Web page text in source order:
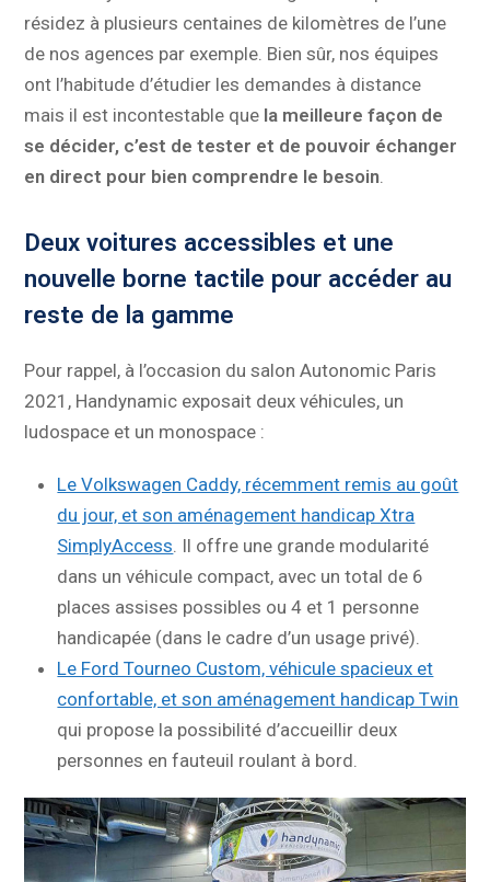
résidez à plusieurs centaines de kilomètres de l’une
de nos agences par exemple. Bien sûr, nos équipes
ont l’habitude d’étudier les demandes à distance
mais il est incontestable que la meilleure façon de
se décider, c’est de tester et de pouvoir échanger
en direct pour bien comprendre le besoin.
Deux voitures accessibles et une
nouvelle borne tactile pour accéder au
reste de la gamme
Pour rappel, à l’occasion du salon Autonomic Paris
2021, Handynamic exposait deux véhicules, un
ludospace et un monospace :
Le Volkswagen Caddy, récemment remis au goût
du jour, et son aménagement handicap Xtra
SimplyAccess. Il offre une grande modularité
dans un véhicule compact, avec un total de 6
places assises possibles ou 4 et 1 personne
handicapée (dans le cadre d’un usage privé).
Le Ford Tourneo Custom, véhicule spacieux et
confortable, et son aménagement handicap Twin
qui propose la possibilité d’accueillir deux
personnes en fauteuil roulant à bord.